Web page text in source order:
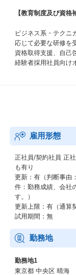
【教育制度及び資格
ビジネス系・テクニ
応じて必要な研修を
資格取得支援、自己
経験者採用社員向け
雇用形態
正社員/契約社員 正
も有り
更新：有（判断事由
件：勤務成績、会社
す。）
更新上限：有（通算
試用期間：無
勤務地
勤務地1
東京都 中央区 晴海